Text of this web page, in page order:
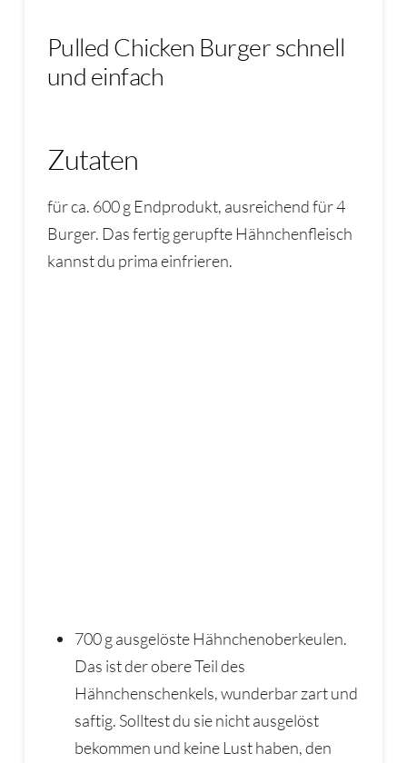
Pulled Chicken Burger schnell
und einfach
Zutaten
für ca. 600 g Endprodukt, ausreichend für 4
Burger. Das fertig gerupfte Hähnchenfleisch
kannst du prima einfrieren.
700 g ausgelöste Hähnchenoberkeulen.
Das ist der obere Teil des
Hähnchenschenkels, wunderbar zart und
saftig. Solltest du sie nicht ausgelöst
bekommen und keine Lust haben, den